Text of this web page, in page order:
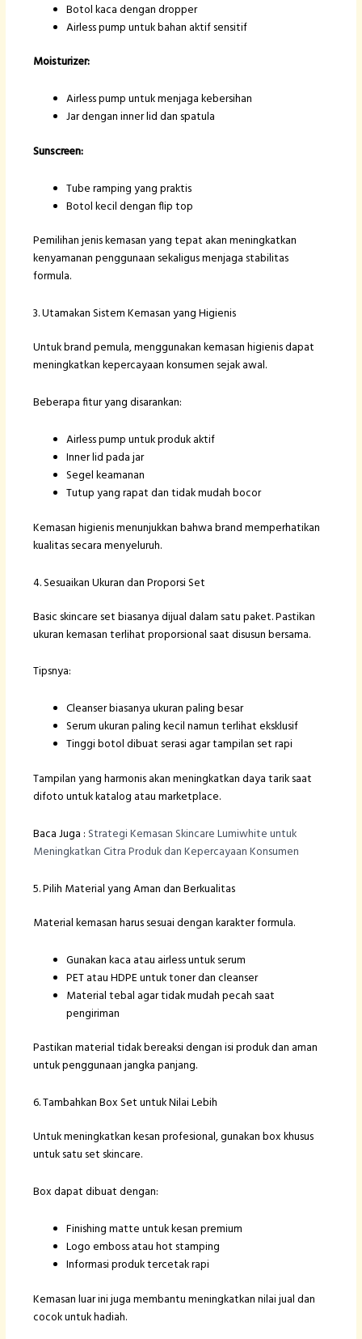
Botol kaca dengan dropper
Airless pump untuk bahan aktif sensitif
Moisturizer:
Airless pump untuk menjaga kebersihan
Jar dengan inner lid dan spatula
Sunscreen:
Tube ramping yang praktis
Botol kecil dengan flip top
Pemilihan jenis kemasan yang tepat akan meningkatkan
kenyamanan penggunaan sekaligus menjaga stabilitas
formula.
3. Utamakan Sistem Kemasan yang Higienis
Untuk brand pemula, menggunakan kemasan higienis dapat
meningkatkan kepercayaan konsumen sejak awal.
Beberapa fitur yang disarankan:
Airless pump untuk produk aktif
Inner lid pada jar
Segel keamanan
Tutup yang rapat dan tidak mudah bocor
Kemasan higienis menunjukkan bahwa brand memperhatikan
kualitas secara menyeluruh.
4. Sesuaikan Ukuran dan Proporsi Set
Basic skincare set biasanya dijual dalam satu paket. Pastikan
ukuran kemasan terlihat proporsional saat disusun bersama.
Tipsnya:
Cleanser biasanya ukuran paling besar
Serum ukuran paling kecil namun terlihat eksklusif
Tinggi botol dibuat serasi agar tampilan set rapi
Tampilan yang harmonis akan meningkatkan daya tarik saat
difoto untuk katalog atau marketplace.
Baca Juga : Strategi Kemasan Skincare Lumiwhite untuk
Meningkatkan Citra Produk dan Kepercayaan Konsumen
5. Pilih Material yang Aman dan Berkualitas
Material kemasan harus sesuai dengan karakter formula.
Gunakan kaca atau airless untuk serum
PET atau HDPE untuk toner dan cleanser
Material tebal agar tidak mudah pecah saat
pengiriman
Pastikan material tidak bereaksi dengan isi produk dan aman
untuk penggunaan jangka panjang.
6. Tambahkan Box Set untuk Nilai Lebih
Untuk meningkatkan kesan profesional, gunakan box khusus
untuk satu set skincare.
Box dapat dibuat dengan:
Finishing matte untuk kesan premium
Logo emboss atau hot stamping
Informasi produk tercetak rapi
Kemasan luar ini juga membantu meningkatkan nilai jual dan
cocok untuk hadiah.